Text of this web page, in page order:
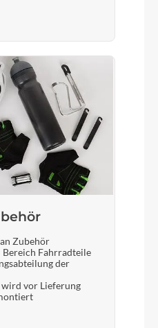
Zubehör
Fahrradteile
der
wird vor Lieferung